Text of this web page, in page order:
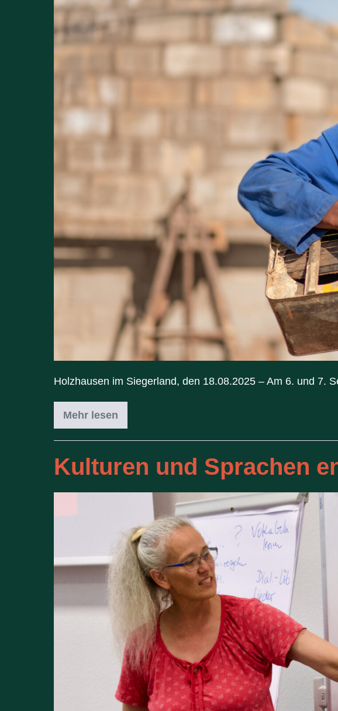
Holzhausen im Siegerland, den 18.08.2025 – Am 6. und 7.
Mehr lesen
Kulturen und Sprachen